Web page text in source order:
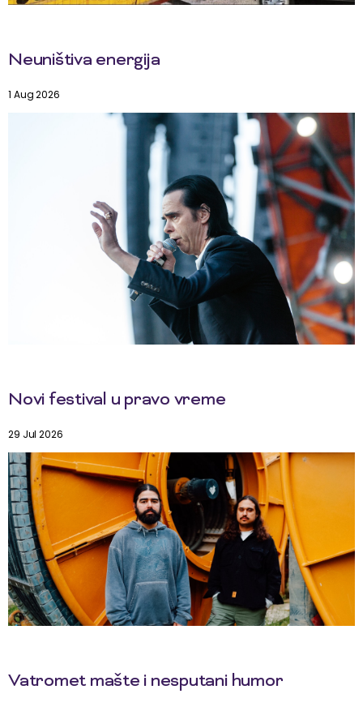
Neuništiva energija
1 Aug 2026
Novi festival u pravo vreme
29 Jul 2026
Vatromet mašte i nesputani humor